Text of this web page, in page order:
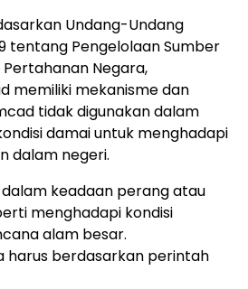
Undang-Undang
tentang Pengelolaan Sumber
Negara,
memiliki mekanisme dan
tidak digunakan dalam
damai untuk menghadapi
dalam negeri.
keadaan perang atau
menghadapi kondisi
alam besar.
harus berdasarkan perintah